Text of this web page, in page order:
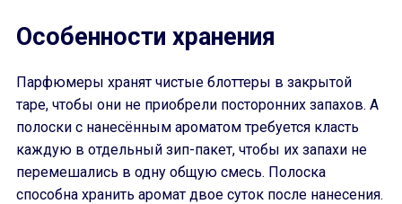
Особенности хранения
Парфюмеры хранят чистые блоттеры в закрытой
таре, чтобы они не приобрели посторонних запахов. А
полоски с нанесённым ароматом требуется класть
каждую в отдельный зип-пакет, чтобы их запахи не
перемешались в одну общую смесь. Полоска
способна хранить аромат двое суток после нанесения.